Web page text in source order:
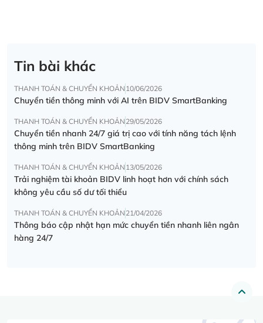
Tin bài khác
THANH TOÁN & CHUYỂN KHOẢN 10/06/2026
Chuyển tiền thông minh với AI trên BIDV SmartBanking
THANH TOÁN & CHUYỂN KHOẢN 29/05/2026
Chuyển tiền nhanh 24/7 giá trị cao với tính năng tách lệnh
thông minh trên BIDV SmartBanking
THANH TOÁN & CHUYỂN KHOẢN 13/05/2026
Trải nghiệm tài khoản BIDV linh hoạt hơn với chính sách
không yêu cầu số dư tối thiểu
THANH TOÁN & CHUYỂN KHOẢN 21/04/2026
Thông báo cập nhật hạn mức chuyển tiền nhanh liên ngân
hàng 24/7